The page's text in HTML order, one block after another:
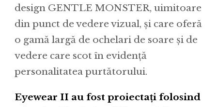
design GENTLE MONSTER, uimitoare
din punct de vedere vizual, și care oferă
o gamă largă de ochelari de soare și de
vedere care scot în evidență
personalitatea purtătorului.
Eyewear II au fost proiectați folosind